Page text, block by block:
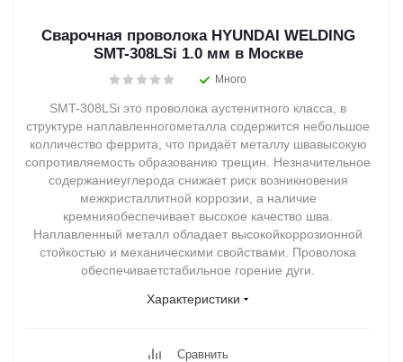
Сварочная проволока HYUNDAI WELDING
SMT-308LSi 1.0 мм в Москве
Много
SMT-308LSi это проволока аустенитного класса, в
структуре наплавленногометалла содержится небольшое
колличество феррита, что придаёт металлу швавысокую
сопротивляемость образованию трещин. Незначительное
содержаниеуглерода снижает риск возникновения
межкристаллитной коррозии, а наличие
кремнияобеспечивает высокое качество шва.
Наплавленный металл обладает высокойкоррозионной
стойкостью и механическими свойствами. Проволока
обеспечиваетстабильное горение дуги.
Характеристики
Сравнить